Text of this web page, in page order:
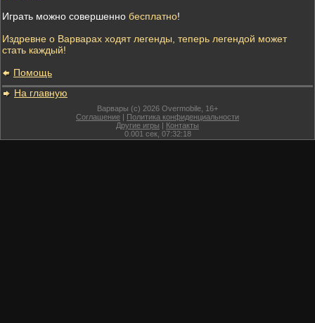
Играть можно совершенно бесплатно!
Издревне о Варварах ходят легенды, теперь легендой может
стать каждый!
Помощь
На главную
Варвары (c) 2026 Overmobile, 16+
Соглашение | Политика конфиденциальности
Другие игры | Контакты
0.001 сек, 07:32:18